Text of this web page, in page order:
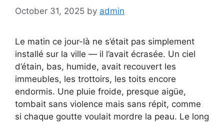
October 31, 2025 by admin
Le matin ce jour-là ne s’était pas simplement
installé sur la ville — il l’avait écrasée. Un ciel
d’étain, bas, humide, avait recouvert les
immeubles, les trottoirs, les toits encore
endormis. Une pluie froide, presque aigüe,
tombait sans violence mais sans répit, comme
si chaque goutte voulait mordre la peau. Le long